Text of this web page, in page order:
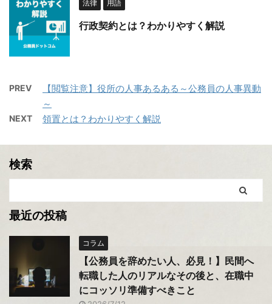
法律 用語
行政契約とは？わかりやすく解説
PREV
【閲覧注意】役所の人事あるある～公務員の人事異動
～
NEXT 領置とは？わかりやすく解説
検索
最近の投稿
コラム
【公務員を辞めたい人、必見！】民間へ
転職した人のリアルなその後と、在職中
にコッソリ準備すべきこと